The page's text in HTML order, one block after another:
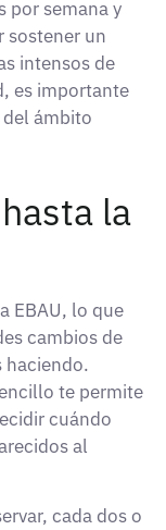
por semana y
sostener un
intensos de
es importante
del ámbito
la
EBAU, lo que
cambios de
haciendo.
te permite
cuándo
al
cada dos o